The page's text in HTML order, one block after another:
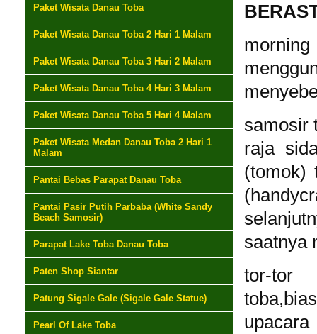
Paket Wisata Danau Toba
Paket Wisata Danau Toba 2 Hari 1 Malam
Paket Wisata Danau Toba 3 Hari 2 Malam
Paket Wisata Danau Toba 4 Hari 3 Malam
Paket Wisata Danau Toba 5 Hari 4 Malam
Paket Wisata Medan Danau Toba 2 Hari 1
Malam
Pantai Bebas Parapat Danau Toba
Pantai Pasir Putih Parbaba (White Sandy
Beach Samosir)
Parapat Lake Toba Danau Toba
Paten Shop Siantar
Patung Sigale Gale (Sigale Gale Statue)
Pearl Of Lake Toba
samosir
raja
(tomok)
saatnya
tor-tor